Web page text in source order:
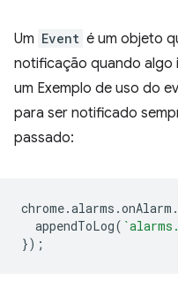
Um Event é um objeto
notificação quando algo
um Exemplo de uso do
para ser notificado
passado:
chrome.alarms .onAlarm .
appendToLog(
});